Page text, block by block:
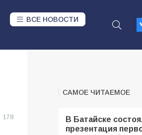
ВСЕ НОВОСТИ
178
САМОЕ ЧИТАЕМОЕ
В Батайске
презентация